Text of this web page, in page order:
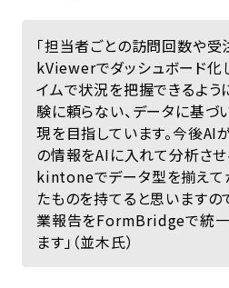
「担当者ごとの訪問回数や
kViewerでダッシュボード化
イムで状況を把握できるよう
験に頼らない、データに基づ
現を目指しています。今後AI
の情報をAIに入れて分析させ
kintoneでデータ型を揃えて
たものを持てると思いますの
業報告をFormBridgeで統一
ます」（並木氏）